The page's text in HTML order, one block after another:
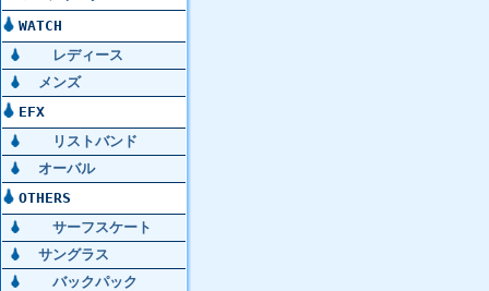
WATCH
レディース
メンズ
EFX
リストバンド
オーバル
OTHERS
サーフスケート
サングラス
バックパック